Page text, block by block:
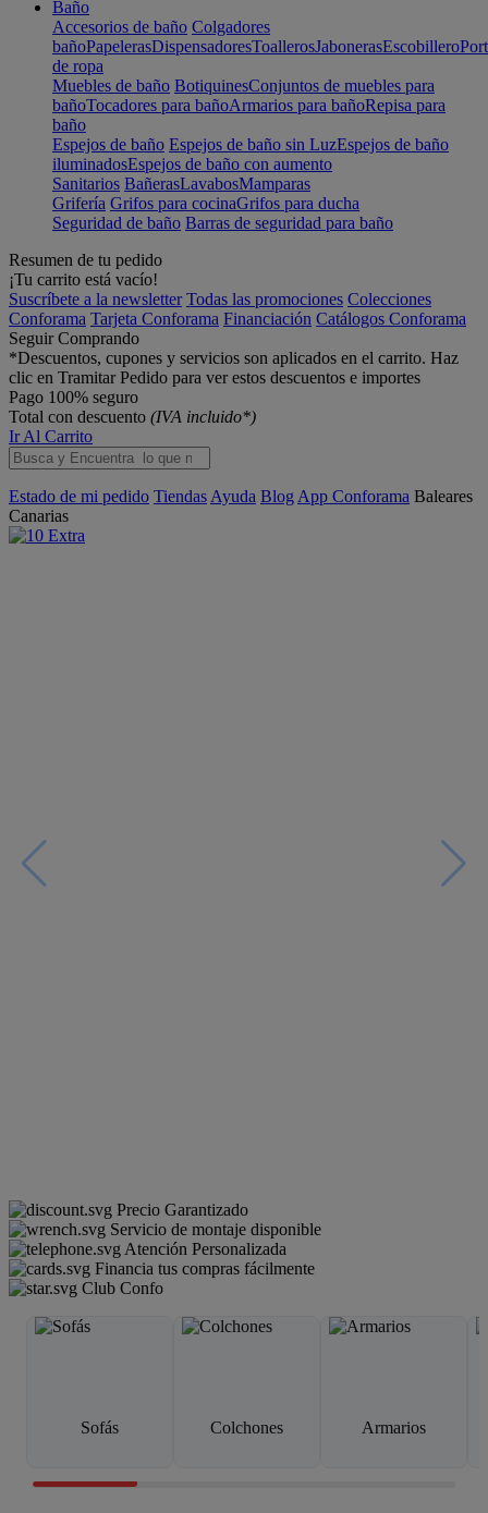
Baño
Accesorios de baño Colgadores
bañoPapelerasDispensadoresToallerosJabonerasEscobillero
de ropa
Muebles de baño BotiquinesConjuntos de muebles para
bañoTocadores para bañoArmarios para bañoRepisa para
baño
Espejos de baño Espejos de baño sin LuzEspejos de baño
iluminadosEspejos de baño con aumento
Sanitarios BañerasLavabosMamparas
Grifería Grifos para cocinaGrifos para ducha
Seguridad de baño Barras de seguridad para baño
Resumen de tu pedido
¡Tu carrito está vacío!
Suscríbete a la newsletter Todas las promociones Colecciones
Conforama Tarjeta Conforama Financiación Catálogos Conforama
Seguir Comprando
*Descuentos, cupones y servicios son aplicados en el carrito. Haz
clic en Tramitar Pedido para ver estos descuentos e importes
Pago 100% seguro
Total con descuento (IVA incluido*)
Ir Al Carrito
Estado de mi pedido Tiendas Ayuda Blog App Conforama Baleares
Canarias
Precio Garantizado
Servicio de montaje disponible
Atención Personalizada
Financia tus compras fácilmente
Club Confo
Sofás Colchones Armarios